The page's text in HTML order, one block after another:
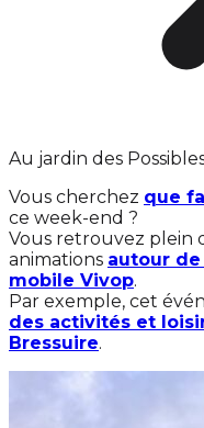
Au jardin des
Vous cherchez que
ce week-end ?
Vous retrouvez plein
animations autour
mobile Vivop.
Par exemple, cet
des activités et
Bressuire.